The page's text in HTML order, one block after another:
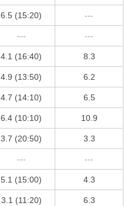
6.5 (15:20) ---
--- ---
4.1 (16:40) 8.3
4.9 (13:50) 6.2
4.7 (14:10) 6.5
6.4 (10:10) 10.9
3.7 (20:50) 3.3
--- ---
5.1 (15:00) 4.3
3.1 (11:20) 6.3